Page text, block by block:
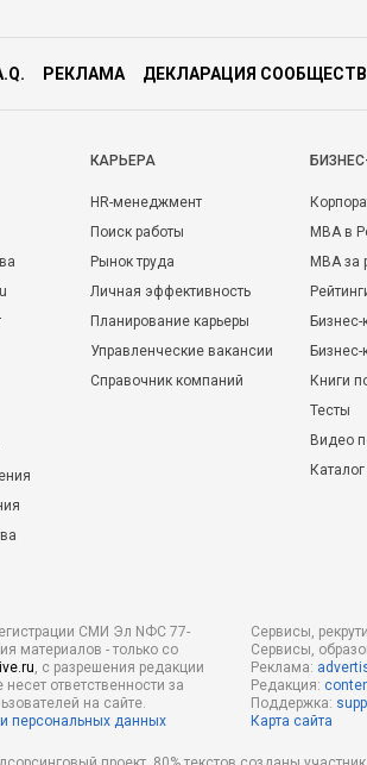
РЕКЛАМА ДЕКЛАРАЦИЯ
КАРЬЕРА
HR-менеджмент
Поиск работы
Рынок труда
Личная эффективность
Планирование карьеры
Управленческие вакансии
Справочник компаний
MBA в
MBA
Бизнес-
Книги
Тесты
Видео
СМИ Эл NФС 77-
материалов - только со
, с разрешения редакции
ответственности за
на сайте.
персональных данных
Сервисы,
Сервисы,
Реклама:
Редакция:
Поддержка:
Карта сайта